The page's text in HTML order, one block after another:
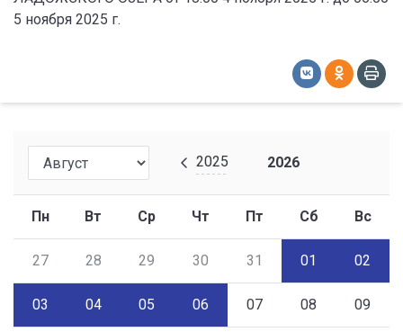
5 ноября 2025 г.
2025 2026
Пн Вт Ср Чт Пт Сб Вс
27 28 29 30 31 01 02
03 04 05 06 07 08 09